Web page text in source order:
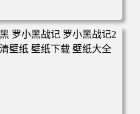
阳 日落 4K动漫壁纸 电脑桌